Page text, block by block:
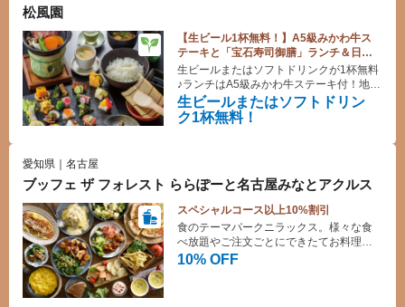
松風園
【生ビール1杯無料！】A5級みかわ牛ス
テーキと「宝石寿司御膳」ランチ＆日帰
り入浴プラン【2日前までに要予約/現金の
み】
生ビールまたはソフトドリン
ク1杯無料！
生ビールまたはソフトドリンクが1杯無料
♪ランチはA5級みかわ牛ステーキ付！地元
野菜と海の幸で仕立て上げたお料理を酢
めしご飯にのせても良し、手巻き寿司で
食べても良し！お好きな食べ方を楽しめ
愛知県｜名古屋
ブッフェ ザ フォレスト ららぽーと名古屋みなとアクルス
スペシャルコース以上10%割引
10% OFF
食のテーマパークニラックス。様々な食
べ放題やご注文ごとにできたてお料理を
提供するバイキングレストランです。デ